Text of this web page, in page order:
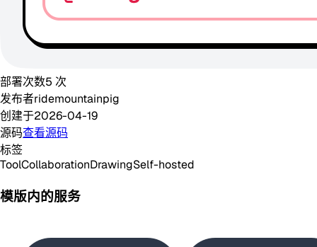
部署次数5 次
发布者ridemountainpig
创建于2026-04-19
源码查看源码
标签
ToolCollaborationDrawingSelf-hosted
模版内的服务